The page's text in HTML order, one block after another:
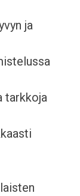
ja
tarkkoja